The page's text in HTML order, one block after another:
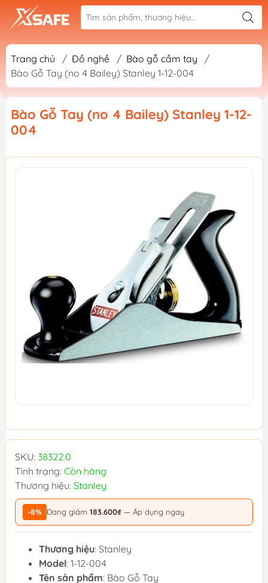
Trang chủ / Đồ nghề / Bào gỗ cầm tay
/
Bào Gỗ Tay (no 4 Bailey) Stanley 1-12-004
Bào Gỗ Tay (no 4 Bailey) Stanley 1-12-
004
SKU: 38322.0
Tình trạng: Còn hàng
Thương hiệu: Stanley
-8% Đang giảm 183.600₫ — Áp dụng ngay
Thương hiệu: Stanley
Model: 1-12-004
Tên sản phẩm: Bào Gỗ Tay